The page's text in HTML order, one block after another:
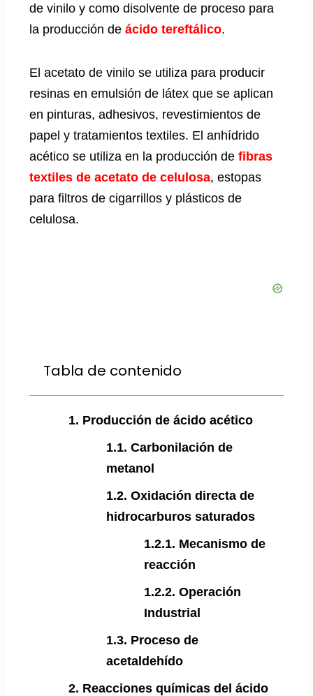
de vinilo y como disolvente de proceso para
la producción de ácido tereftálico.
El acetato de vinilo se utiliza para producir
resinas en emulsión de látex que se aplican
en pinturas, adhesivos, revestimientos de
papel y tratamientos textiles. El anhídrido
acético se utiliza en la producción de fibras
textiles de acetato de celulosa, estopas
para filtros de cigarrillos y plásticos de
celulosa.
Tabla de contenido
1. Producción de ácido acético
1.1. Carbonilación de
metanol
1.2. Oxidación directa de
hidrocarburos saturados
1.2.1. Mecanismo de
reacción
1.2.2. Operación
Industrial
1.3. Proceso de
acetaldehído
2. Reacciones químicas del ácido